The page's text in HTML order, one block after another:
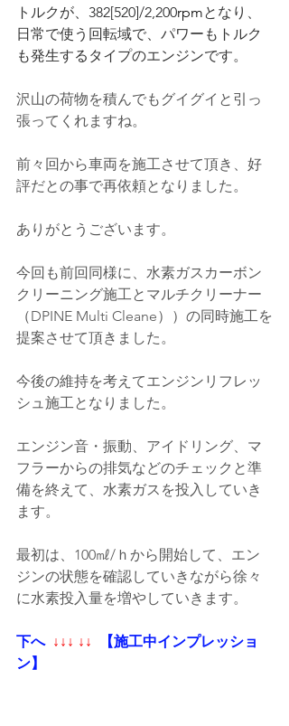
トルクが、 382[520]/2,200rpmとなり、
日常で使う回転域で、パワーもトルク
も発生するタイプのエンジンです。
沢山の荷物を積んでもグイグイと引っ
張ってくれますね。
前々回から車両を施工させて頂き、好
評だとの事で再依頼となりました。
ありがとうございます。
今回も前回同様に、水素ガスカーボン
クリーニング施工とマルチクリーナー
（DPINE Multi Cleane）） の同時施工を
提案させて頂きました。
今後の維持を考えてエンジンリフレッ
シュ施工となりました。
エンジン音・振動、アイドリング、マ
フラーからの排気などのチェックと準
備を終えて、水素ガスを投入していき
ます。
最初は、100㎖/ｈから開始して、エン
ジンの状態を確認していきながら徐々
に水素投入量を増やしていきます。
下へ ↓↓↓ ↓↓
【施工中インプレッショ
ン】